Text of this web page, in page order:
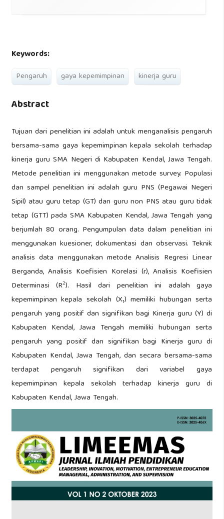
Keywords:
Pengaruh gaya kepemimpinan kinerja guru
Abstract
Tujuan dari penelitian ini adalah untuk menganalisis pengaruh
bersama-sama gaya kepemimpinan kepala sekolah terhadap
kinerja guru SMA Negeri di Kabupaten Kendal, Jawa Tengah.
Metode penelitian ini menggunakan metode survey. Populasi
dan sampel penelitian ini adalah guru PNS (Pegawai Negeri
Sipil) atau guru tetap (GT) dan guru non PNS atau guru tidak
tetap (GTT) pada SMA Kabupaten Kendal, Jawa Tengah yang
berjumlah 80 orang. Pengumpulan data dalam penelitian ini
menggunakan kuesioner, dokumentasi dan observasi. Teknik
analisis data menggunakan metode Analisis Regresi Linear
Berganda, Analisis Koefisien Korelasi (r), Analisis Koefisien
Determinasi (R2). Hasil dari penelitian ini adalah gaya
kepemimpinan kepala sekolah (X1) memiliki hubungan serta
pengaruh yang positif dan signifikan bagi Kinerja guru (Y) di
Kabupaten Kendal, Jawa Tengah memiliki hubungan serta
pengaruh yang positif dan signifikan bagi Kinerja guru di
Kabupaten Kendal, Jawa Tengah, dan secara bersama-sama
terdapat pengaruh signifikan dari variabel gaya
kepemimpinan kepala sekolah terhadap kinerja guru di
Kabupaten Kendal, Jawa Tengah.